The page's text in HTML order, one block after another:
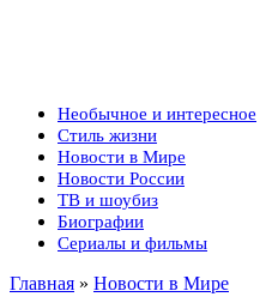
Необычное и интересное
Стиль жизни
Новости в Мире
Новости России
ТВ и шоубиз
Биографии
Сериалы и фильмы
Главная » Новости в Мире